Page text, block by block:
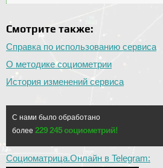
Смотрите также:
Справка по использованию сервиса
О методике социометрии
История изменений сервиса
С нами было обработано
более 229 245 социометрий!
Социоматрица.Онлайн в Telegram: